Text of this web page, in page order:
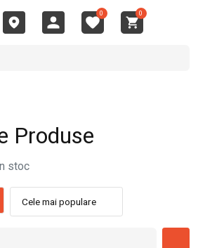
0 0
Produse
stoc
Cele mai populare